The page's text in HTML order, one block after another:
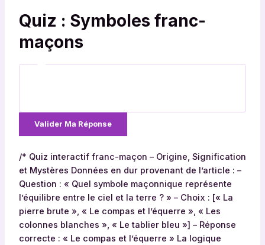
Quiz : Symboles franc-
maçons
Valider Ma Réponse
o
u
m
e
t
l
a
/* Quiz interactif franc-maçon – Origine, Signification
et Mystères Données en dur provenant de l’article : –
Question : « Quel symbole maçonnique représente
l’équilibre entre le ciel et la terre ? » – Choix : [« La
pierre brute », « Le compas et l’équerre », « Les
colonnes blanches », « Le tablier bleu »] – Réponse
correcte : « Le compas et l’équerre » La logique